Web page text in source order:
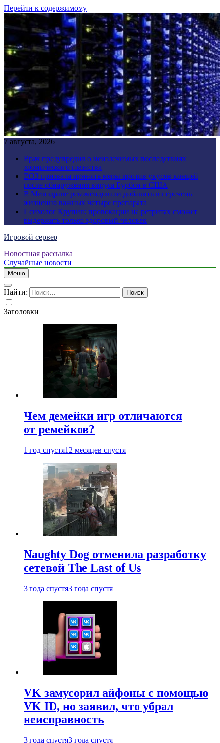
Перейти к содержимому
7 августа, 2026
Врач предупредил о неизлечимых последствиях
хронического пьянства
ВОЗ призвала принять меры против укусов клещей
после обнаружения вируса Бурбон в США
В Минздраве рекомендовали добавить в перечень
жизненно важных четыре препарата
Психолог Крупин: провокации на ретритах сможет
выдержать только здоровый человек
Игровой сервер
Новостная рассылка
Случайные новости
Меню
Найти:
Заголовки
Чем демейки игр отличаются
от ремейков?
1 год спустя12 месяцев спустя
Naughty Dog отменила разработку
сетевой The Last of Us
3 года спустя3 года спустя
VK замусорил айфоны с помощью
VK ID, но заявил, что убрал
неисправность
3 года спустя3 года спустя